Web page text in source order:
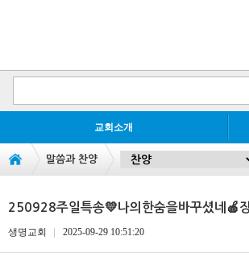
교회소개
말씀과 찬양
250928주일특송💛나의한숨을바꾸셨네🍎
생명교회 2025-09-29 10:51:20